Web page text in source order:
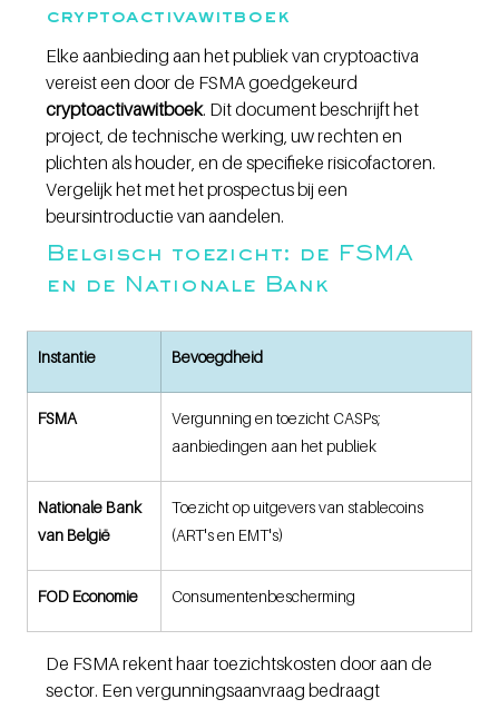
cryptoactivawitboek
Elke aanbieding aan het publiek van cryptoactiva
vereist een door de FSMA goedgekeurd
cryptoactivawitboek. Dit document beschrijft het
project, de technische werking, uw rechten en
plichten als houder, en de specifieke risicofactoren.
Vergelijk het met het prospectus bij een
beursintroductie van aandelen.
Belgisch toezicht: de FSMA
en de Nationale Bank
Instantie Bevoegdheid
FSMA
Vergunning en toezicht CASPs;
aanbiedingen aan het publiek
Nationale Bank
van België
Toezicht op uitgevers van stablecoins
(ART's en EMT's)
FOD Economie Consumentenbescherming
De FSMA rekent haar toezichtskosten door aan de
sector. Een vergunningsaanvraag bedraagt